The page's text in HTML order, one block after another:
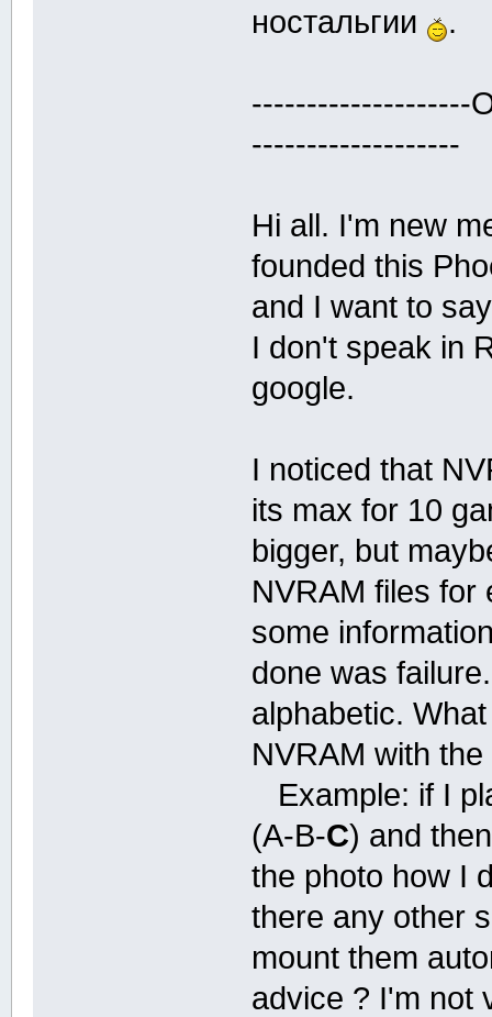
ностальгии
.
--------------------
-------------------
Hi all. I'm new
founded this
and I want to
I don't speak in
google.
I noticed that
its max for 10
bigger, but
NVRAM files for
some
done was
alphabetic.
NVRAM with
Example: if I
(A-B-C) and
the photo how I
there any other
mount them
advice ? I'm not